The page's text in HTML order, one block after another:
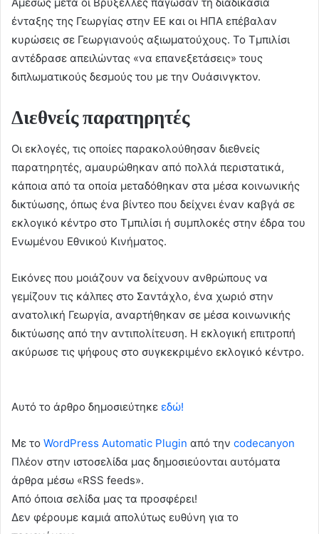
ένταξης της Γεωργίας στην ΕΕ και οι ΗΠΑ επέβαλαν
κυρώσεις σε Γεωργιανούς αξιωματούχους. Το Τμπιλίσι
αντέδρασε απειλώντας «να επανεξετάσεις» τους
διπλωματικούς δεσμούς του με την Ουάσινγκτον.
Διεθνείς παρατηρητές
Οι εκλογές, τις οποίες παρακολούθησαν διεθνείς
παρατηρητές, αμαυρώθηκαν από πολλά περιστατικά,
κάποια από τα οποία μεταδόθηκαν στα μέσα κοινωνικής
δικτύωσης, όπως ένα βίντεο που δείχνει έναν καβγά σε
εκλογικό κέντρο στο Τμπιλίσι ή συμπλοκές στην έδρα του
Ενωμένου Εθνικού Κινήματος.
Εικόνες που μοιάζουν να δείχνουν ανθρώπους να
γεμίζουν τις κάλπες στο Σαντάχλο, ένα χωριό στην
ανατολική Γεωργία, αναρτήθηκαν σε μέσα κοινωνικής
δικτύωσης από την αντιπολίτευση. Η εκλογική επιτροπή
ακύρωσε τις ψήφους στο συγκεκριμένο εκλογικό κέντρο.
Αυτό το άρθρο δημοσιεύτηκε εδώ!
Με το WordPress Automatic Plugin από την codecanyon
Πλέον στην ιστοσελίδα μας δημοσιεύονται αυτόματα
άρθρα μέσω «RSS feeds».
Από όποια σελίδα μας τα προσφέρει!
Δεν φέρουμε καμιά απολύτως ευθύνη για το